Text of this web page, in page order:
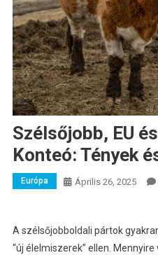
Szélsőjobb, EU
Konteó: Tények
Európa Április 26, 2025
A szélsőjobboldali pártok
“új élelmiszerek” ellen.